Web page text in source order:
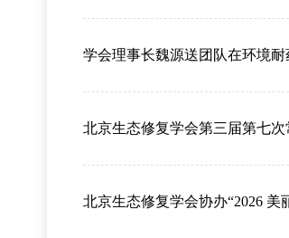
学会理事长魏源送团队在环境
北京生态修复学会第三届第七
北京生态修复学会协办“2026